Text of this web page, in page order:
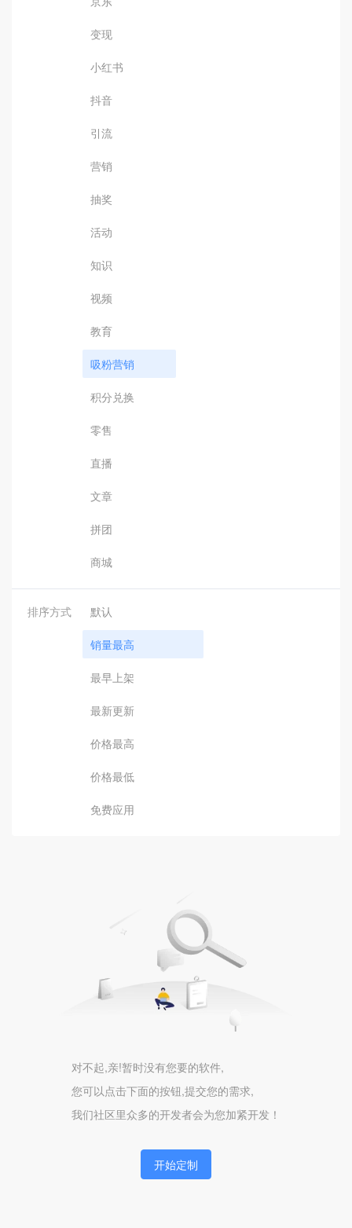
变现
小红书
抖音
引流
营销
抽奖
活动
知识
视频
教育
吸粉营销
积分兑换
零售
直播
文章
拼团
商城
排序方式 默认
销量最高
最早上架
最新更新
价格最高
价格最低
免费应用
对不起,亲!暂时没有您要的软件,
您可以点击下面的按钮,提交您的需求,
我们社区里众多的开发者会为您加紧开发！
开始定制